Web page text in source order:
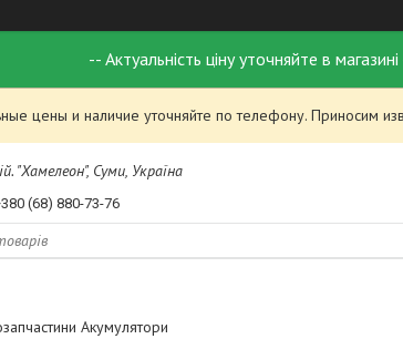
-- Актуальність ціну уточняйте в
цены и наличие уточняйте по телефону. Приносим
"Хамелеон", Суми, Україна
(68) 880-73-76
Акумулятори